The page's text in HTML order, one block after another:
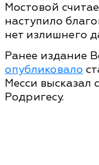
Мостовой
наступило
нет излишнего
Ранее издание
опубликовало
Месси высказал
Родригесу.